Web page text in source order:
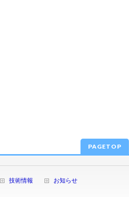
PAGETOP
技術情報
お知らせ